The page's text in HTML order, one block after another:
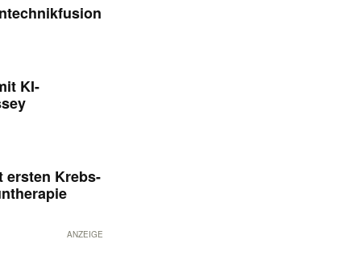
KI-
ersten Krebs-
ANZEIGE